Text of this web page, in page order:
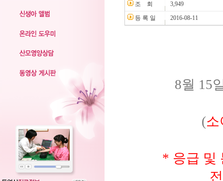
조 회
3,949
등 록 일
2016-08-11
8월 15
(소
* 응급 및